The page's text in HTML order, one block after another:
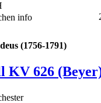
info
(1756-1791)
KV 626